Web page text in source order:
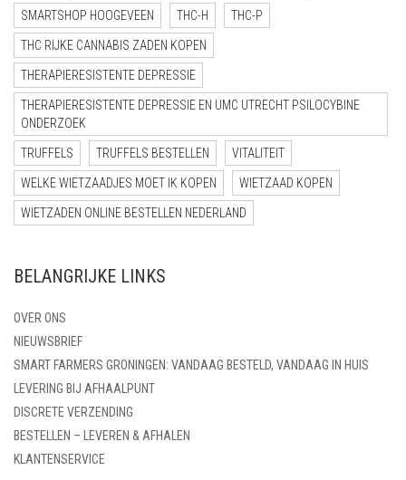
SMARTSHOP HOOGEVEEN THC-H THC-P
THC RIJKE CANNABIS ZADEN KOPEN
THERAPIERESISTENTE DEPRESSIE
THERAPIERESISTENTE DEPRESSIE EN UMC UTRECHT PSILOCYBINE
ONDERZOEK
TRUFFELS TRUFFELS BESTELLEN VITALITEIT
WELKE WIETZAADJES MOET IK KOPEN WIETZAAD KOPEN
WIETZADEN ONLINE BESTELLEN NEDERLAND
BELANGRIJKE LINKS
OVER ONS
NIEUWSBRIEF
SMART FARMERS GRONINGEN: VANDAAG BESTELD, VANDAAG IN HUIS
LEVERING BIJ AFHAALPUNT
DISCRETE VERZENDING
BESTELLEN – LEVEREN & AFHALEN
KLANTENSERVICE